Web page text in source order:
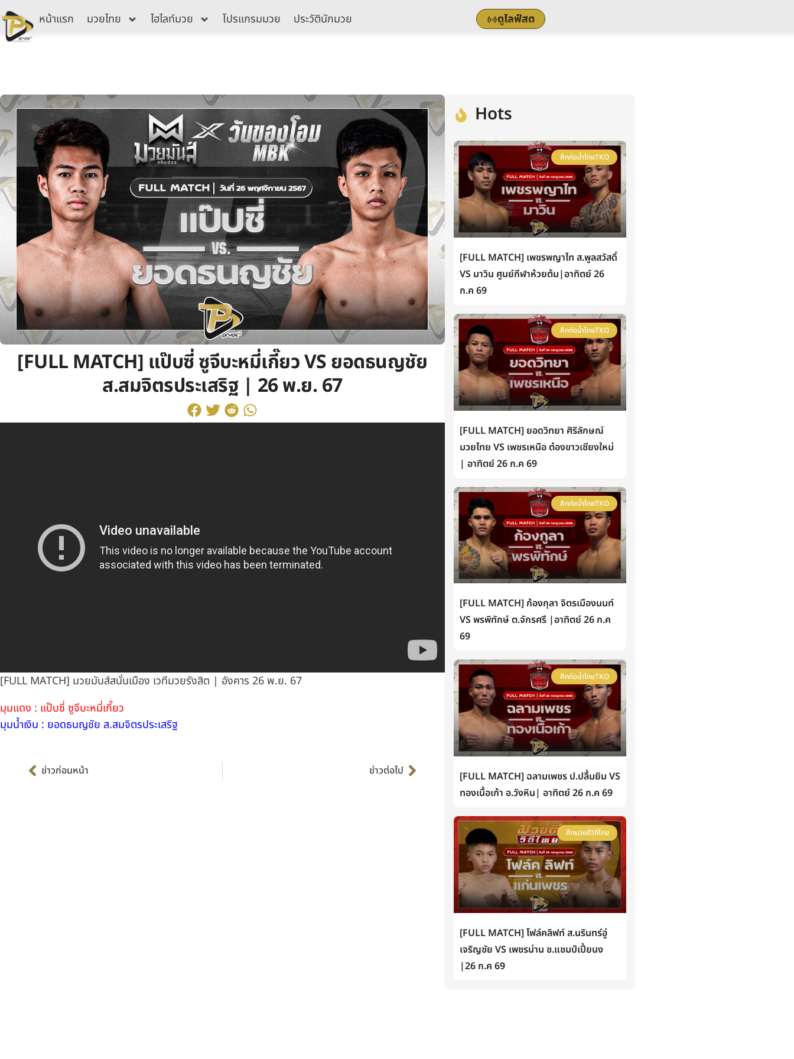
Skip
to
content
หน้าแรก มวยไทย ไฮไลท์มวย โปรแกรมมวย ประวัตินักมวย ดูไลฟ์สด
[FULL MATCH] แป๊บซี่ ซูจีบะหมี่เกี๊ยว VS ยอดธนญชัย
ส.สมจิตรประเสริฐ | 26 พ.ย. 67
[FULL MATCH] มวยมันส์สนั่นเมือง เวทีมวยรังสิต | อังคาร 26 พ.ย. 67
มุมแดง : แป๊บซี่ ซูจีบะหมี่เกี๊ยว
มุมน้ำเงิน : ยอดธนญชัย ส.สมจิตรประเสริฐ
ข่าวก่อนหน้า ข่าวต่อไป
Hots
ศึกท่อน้ำไทยTKO
[FULL MATCH] เพชรพญาไท ส.พูลสวัสดิ์
VS มาวิน ศูนย์กีฬาห้วยต้ม|อาทิตย์ 26
ก.ค 69
ศึกท่อน้ำไทยTKO
[FULL MATCH] ยอดวิทยา ศิริลักษณ์
มวยไทย VS เพชรเหนือ ต๋องขาวเชียงใหม่
| อาทิตย์ 26 ก.ค 69
ศึกท่อน้ำไทยTKO
[FULL MATCH] ก้องกุลา จิตรเมืองนนท์
VS พรพิทักษ์ ต.จักรศรี |อาทิตย์ 26 ก.ค
69
ศึกท่อน้ำไทยTKO
[FULL MATCH] ฉลามเพชร ป.ปลื้มยิม VS
ทองเนื้อเก้า อ.วังหิน| อาทิตย์ 26 ก.ค 69
ศึกมวยดีวิถีไทย
[FULL MATCH] โฟล์คลิฟท์ ส.นรินทร์อู่
เจริญชัย VS เพชรน่าน ช.แชมป์เปี้ยนง
|26 ก.ค 69